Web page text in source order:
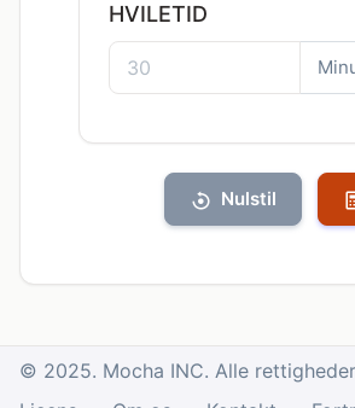
HVILETID
Nulstil
© 2025. Mocha INC. Alle rettigheder